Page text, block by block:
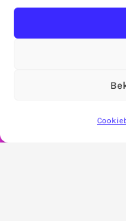
Let op!
vanaf 7